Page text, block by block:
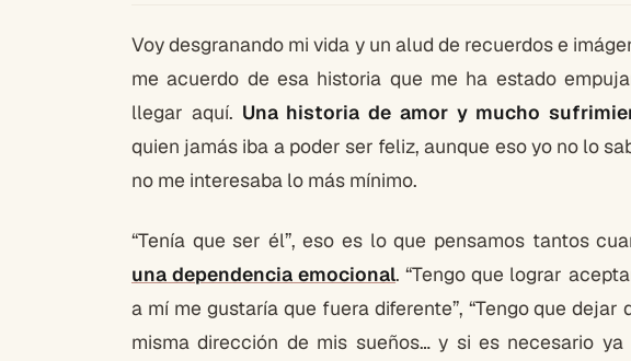
Voy desgranando mi vida y un alud de recuerdos e
me acuerdo de esa historia que me ha estado
llegar aquí. Una historia de amor y mucho
quien jamás iba a poder ser feliz, aunque eso yo no lo
no me interesaba lo más mínimo.
“Tenía que ser él”, eso es lo que pensamos tantos
una dependencia emocional. “Tengo que lograr
a mí me gustaría que fuera diferente”, “Tengo que
misma dirección de mis sueños… y si es necesario